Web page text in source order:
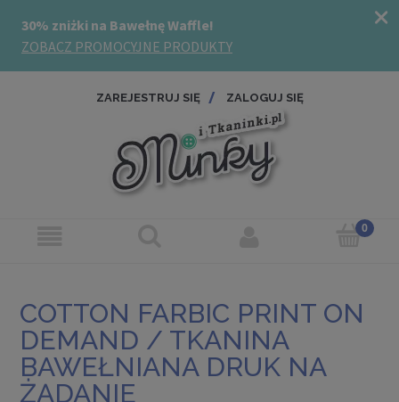
ZAREJESTRUJ SIĘ ZALOGUJ SIĘ
COTTON FARBIC PRINT ON
DEMAND / TKANINA
BAWEŁNIANA DRUK NA
ŻĄDANIE